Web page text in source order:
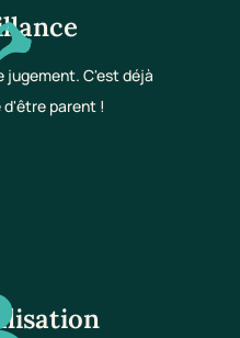
jugement. C'est déjà
d'être parent !